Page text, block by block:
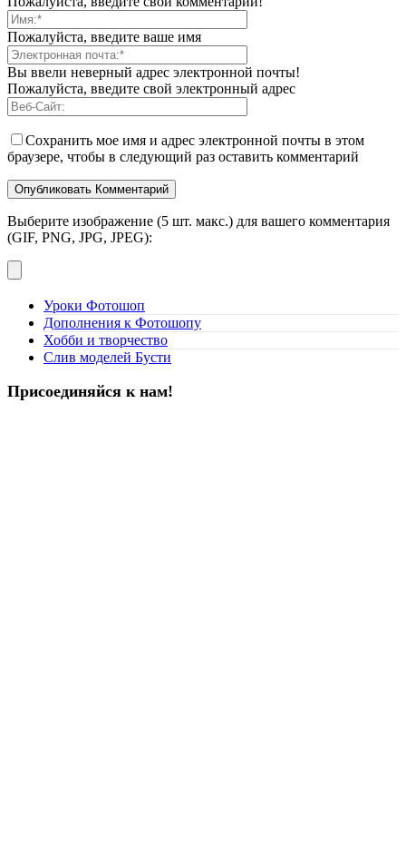
Пожалуйста, введите ваше имя
Вы ввели неверный адрес электронной почты!
Пожалуйста, введите свой электронный адрес
Сохранить мое имя и адрес электронной почты в этом
браузере, чтобы в следующий раз оставить комментарий
Выберите изображение (5 шт. макс.) для вашего комментария
(GIF, PNG, JPG, JPEG):
Уроки Фотошоп
Дополнения к Фотошопу
Хобби и творчество
Слив моделей Бусти
Присоединяйся к нам!